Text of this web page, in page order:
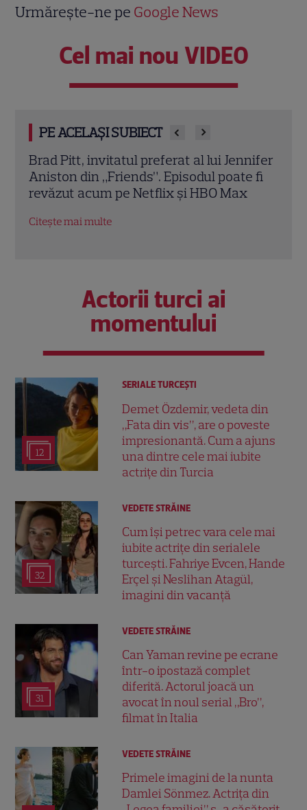
Urmărește-ne pe Google News
Cel mai nou VIDEO
PE ACELAȘI SUBIECT
Jonny Lee Miller, imagine rară alături de
fiul lui de 17 ani. Fostul soț al Angelinei
Jolie este de nerecunoscut
Citește mai multe
Actorii turci ai
momentului
12
SERIALE TURCEŞTI
Demet Özdemir, vedeta din
„Fata din vis”, are o poveste
impresionantă. Cum a ajuns
una dintre cele mai iubite
actrițe din Turcia
32
VEDETE STRĂINE
Cum își petrec vara cele mai
iubite actrițe din serialele
turcești. Fahriye Evcen, Hande
Erçel și Neslihan Atagül,
imagini din vacanță
31
VEDETE STRĂINE
Can Yaman revine pe ecrane
într-o ipostază complet
diferită. Actorul joacă un
avocat în noul serial „Bro”,
filmat în Italia
VEDETE STRĂINE
Primele imagini de la nunta
Damlei Sönmez. Actrița din